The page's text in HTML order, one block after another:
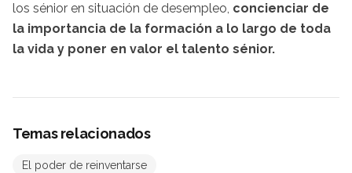
los sénior en situación de desempleo, concienciar de
la importancia de la formación a lo largo de toda
la vida y poner en valor el talento sénior.
Temas relacionados
El poder de reinventarse